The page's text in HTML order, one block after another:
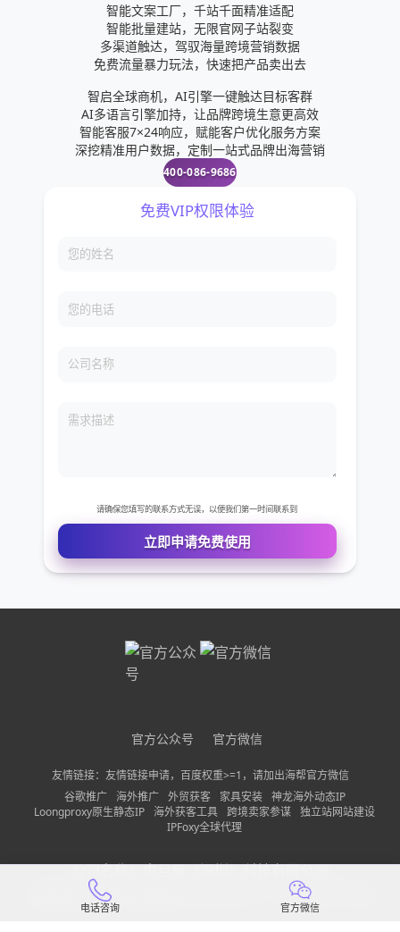
智能文案工厂，千站千面精准适配
智能批量建站，无限官网子站裂变
多渠道触达，驾驭海量跨境营销数据
免费流量暴力玩法，快速把产品卖出去
智启全球商机，AI引擎一键触达目标客群
AI多语言引擎加持，让品牌跨境生意更高效
智能客服7×24响应，赋能客户优化服务方案
深挖精准用户数据，定制一站式品牌出海营销
400-086-9686
立即申请免费使用
官方公众号 官方微信
友情链接：友情链接申请，百度权重>=1，请加出海帮官方微信
谷歌推广
海外推广 外贸获客 家具安装
神龙海外动态IP
Loongproxy原生静态IP 海外获客工具 跨境卖家参谋 独立站网站建设
IPFoxy全球代理
公司名称：中巨量（深圳）科技有限公司
备案信息：粤ICP备2022150197号-13 隐私政策
电话咨询 官方微信